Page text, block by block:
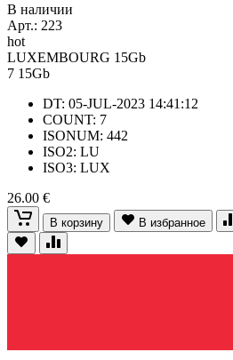
В наличии
Арт.: 223
hot
LUXEMBOURG 15Gb
7 15Gb
DT: 05-JUL-2023 14:41:12
COUNT: 7
ISONUM: 442
ISO2: LU
ISO3: LUX
26.00 €
В корзину В избранное